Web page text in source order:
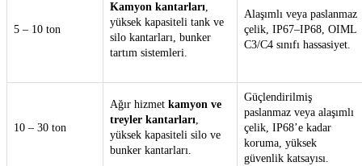
5 – 10 ton
Kamyon kantarları,
yüksek kapasiteli tank ve
silo kantarları, bunker
tartım sistemleri.
Alaşımlı veya paslanmaz
çelik, IP67–IP68, OIML
C3/C4 sınıfı hassasiyet.
10 – 30 ton
Ağır hizmet kamyon ve
treyler kantarları,
yüksek kapasiteli silo ve
bunker kantarları.
Güçlendirilmiş
paslanmaz veya alaşımlı
çelik, IP68’e kadar
koruma, yüksek
güvenlik katsayısı.